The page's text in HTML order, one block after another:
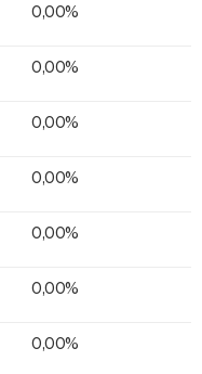
0,00%
0,00%
0,00%
0,00%
0,00%
0,00%
0,00%